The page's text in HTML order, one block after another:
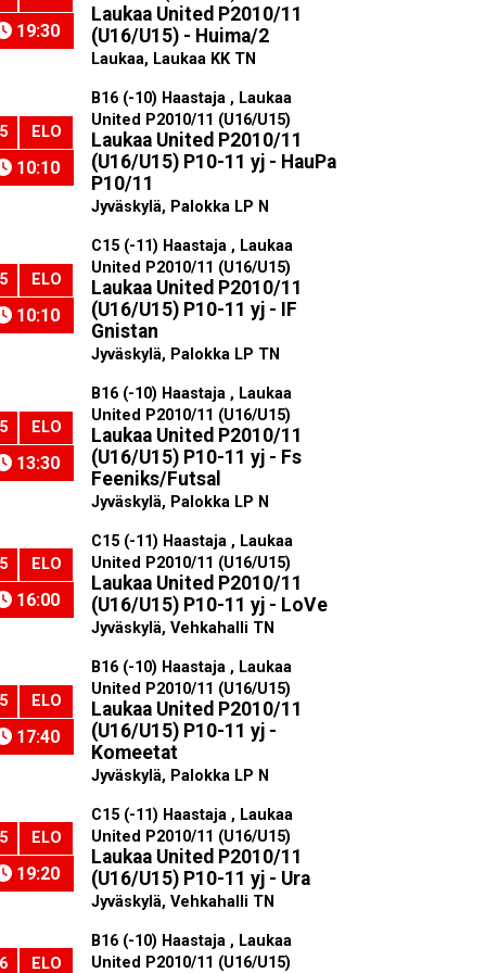
19:30
Laukaa United P2010/11
(U16/U15) - Huima/2
Laukaa, Laukaa KK TN
ELO
10:10
B16 (-10) Haastaja , Laukaa
United P2010/11 (U16/U15)
Laukaa United P2010/11
(U16/U15) P10-11 yj - HauPa
P10/11
Jyväskylä, Palokka LP N
ELO
10:10
C15 (-11) Haastaja , Laukaa
United P2010/11 (U16/U15)
Laukaa United P2010/11
(U16/U15) P10-11 yj - IF
Gnistan
Jyväskylä, Palokka LP TN
ELO
13:30
B16 (-10) Haastaja , Laukaa
United P2010/11 (U16/U15)
Laukaa United P2010/11
(U16/U15) P10-11 yj - Fs
Feeniks/Futsal
Jyväskylä, Palokka LP N
ELO
16:00
C15 (-11) Haastaja , Laukaa
United P2010/11 (U16/U15)
Laukaa United P2010/11
(U16/U15) P10-11 yj - LoVe
Jyväskylä, Vehkahalli TN
ELO
17:40
B16 (-10) Haastaja , Laukaa
United P2010/11 (U16/U15)
Laukaa United P2010/11
(U16/U15) P10-11 yj -
Komeetat
Jyväskylä, Palokka LP N
ELO
19:20
C15 (-11) Haastaja , Laukaa
United P2010/11 (U16/U15)
Laukaa United P2010/11
(U16/U15) P10-11 yj - Ura
Jyväskylä, Vehkahalli TN
ELO
B16 (-10) Haastaja , Laukaa
United P2010/11 (U16/U15)